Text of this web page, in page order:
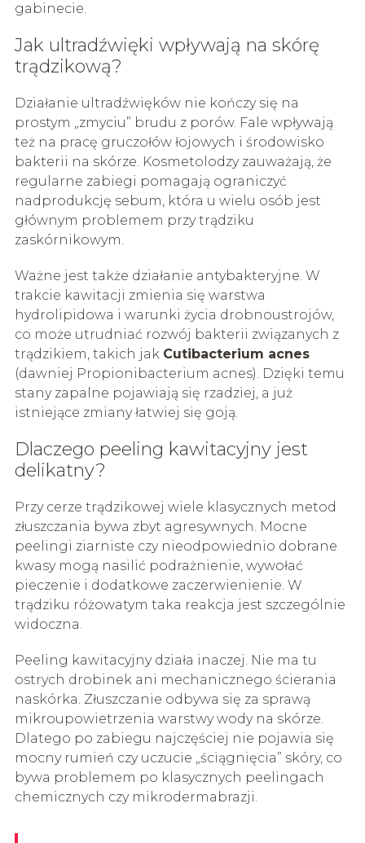
gabinecie.
Jak ultradźwięki wpływają na skórę
trądzikową?
Działanie ultradźwięków nie kończy się na
prostym „zmyciu” brudu z porów. Fale wpływają
też na pracę gruczołów łojowych i środowisko
bakterii na skórze. Kosmetolodzy zauważają, że
regularne zabiegi pomagają ograniczyć
nadprodukcję sebum, która u wielu osób jest
głównym problemem przy trądziku
zaskórnikowym.
Ważne jest także działanie antybakteryjne. W
trakcie kawitacji zmienia się warstwa
hydrolipidowa i warunki życia drobnoustrojów,
co może utrudniać rozwój bakterii związanych z
trądzikiem, takich jak Cutibacterium acnes
(dawniej Propionibacterium acnes). Dzięki temu
stany zapalne pojawiają się rzadziej, a już
istniejące zmiany łatwiej się goją.
Dlaczego peeling kawitacyjny jest
delikatny?
Przy cerze trądzikowej wiele klasycznych metod
złuszczania bywa zbyt agresywnych. Mocne
peelingi ziarniste czy nieodpowiednio dobrane
kwasy mogą nasilić podrażnienie, wywołać
pieczenie i dodatkowe zaczerwienienie. W
trądziku różowatym taka reakcja jest szczególnie
widoczna.
Peeling kawitacyjny działa inaczej. Nie ma tu
ostrych drobinek ani mechanicznego ścierania
naskórka. Złuszczanie odbywa się za sprawą
mikroupowietrzenia warstwy wody na skórze.
Dlatego po zabiegu najczęściej nie pojawia się
mocny rumień czy uczucie „ściągnięcia” skóry, co
bywa problemem po klasycznych peelingach
chemicznych czy mikrodermabrazji.